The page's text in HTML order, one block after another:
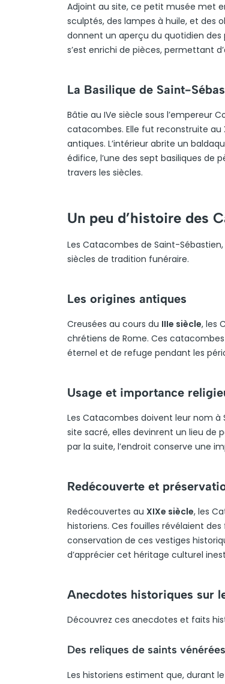
Adjoint au site, ce petit musée met
sculptés, des lampes à huile, et des
donnent un aperçu du quotidien
s’est enrichi de pièces, permettant
La Basilique de Saint-
Bâtie au IVe siècle sous l’empereur
catacombes. Elle fut reconstruite au
antiques. L’intérieur abrite un
édifice, l’une des sept basiliques
travers les siècles.
Un peu d’histoire des
Les Catacombes de Saint-
siècles de tradition funéraire.
Les origines antiques
Creusées au cours du IIIe siècle, les
chrétiens de Rome. Ces
éternel et de refuge pendant les
Usage et importance
Les Catacombes doivent leur nom
site sacré, elles devinrent un lieu de
par la suite, l’endroit conserve une
Redécouverte et
Redécouvertes au XIXe siècle, les
historiens. Ces fouilles révélaient
conservation de ces vestiges
d’apprécier cet héritage culturel
Anecdotes historiques sur
Découvrez ces anecdotes et faits
Des reliques de saints vénérées
Les historiens estiment que, durant